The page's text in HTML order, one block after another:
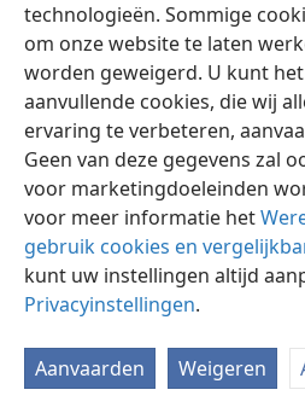
technologieën. Sommige
om onze website te laten
worden geweigerd. U kunt
aanvullende cookies, die wij
ervaring te verbeteren,
Geen van deze gegevens zal
voor marketingdoeleinden
voor meer informatie het
gebruik cookies en
kunt uw instellingen altijd
Privacyinstellingen.
Aanvaarden Weigeren
Nederlands
Copyright © 2026 Watch Tower Bible
Gebruiksvoorwaarden
JW.ORG